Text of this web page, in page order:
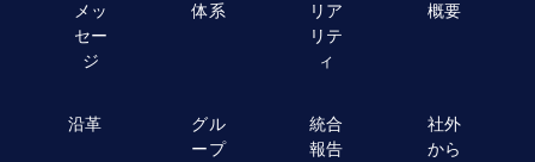
メッ
セー
ジ
体系
リア
リテ
ィ
概要
沿革
グル
ープ
統合
報告
社外
から